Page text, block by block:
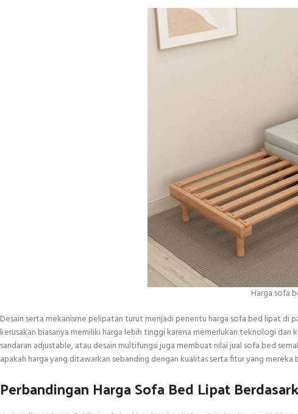
Harga sofa
Desain serta mekanisme pelipatan turut menjadi penentu harga sofa bed lipat di
kerusakan biasanya memiliki harga lebih tinggi karena memerlukan teknologi
sandaran adjustable, atau desain multifungsi juga membuat nilai jual sofa bed
apakah harga yang ditawarkan sebanding dengan kualitas serta fitur yang mereka
Perbandingan Harga Sofa Bed Lipat